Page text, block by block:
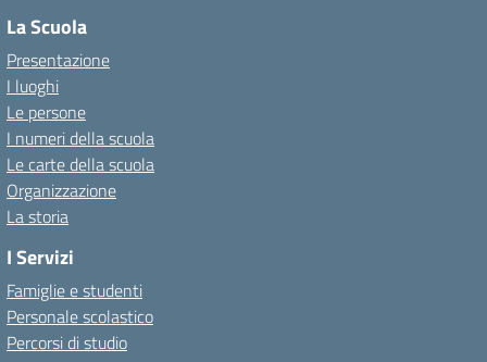
La Scuola
Presentazione
I luoghi
Le persone
I numeri della scuola
Le carte della scuola
Organizzazione
La storia
I Servizi
Famiglie e studenti
Personale scolastico
Percorsi di studio